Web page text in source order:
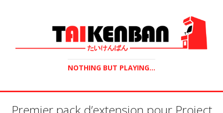
NOTHING BUT PLAYING...
Premier pack d’extension pour Project